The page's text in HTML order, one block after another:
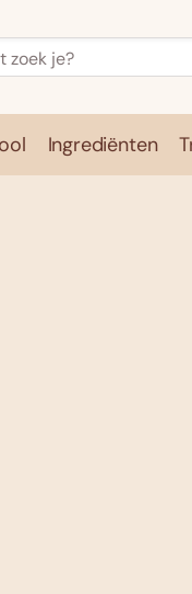
Ingrediënten